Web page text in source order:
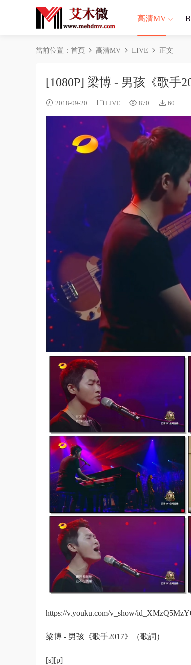
高清MV
當前位置： 首頁 高清MV LIVE 正文
[1080P] 梁博 - 男孩《歌手
2018-09-20 LIVE 870 60
https://v.youku.com/v_show/
梁博 - 男孩《歌手2017》（歌詞）
[s][p]